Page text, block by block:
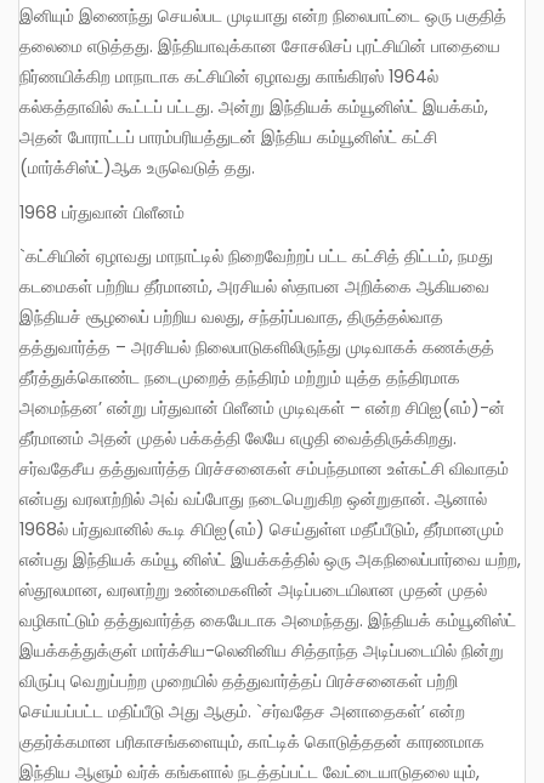
இனியும் இணைந்து செயல்பட முடியாது என்ற நிலைபாட்டை ஒரு பகுதித்
தலைமை எடுத்தது. இந்தியாவுக்கான சோசலிசப் புரட்சியின் பாதையை
நிர்ணயிக்கிற மாநாடாக கட்சியின் ஏழாவது காங்கிரஸ் 1964ல்
கல்கத்தாவில் கூட்டப் பட்டது. அன்று இந்தியக் கம்யூனிஸ்ட் இயக்கம்,
அதன் போராட்டப் பாரம்பரியத்துடன் இந்திய கம்யூனிஸ்ட் கட்சி
(மார்க்சிஸ்ட்)ஆக உருவெடுத் தது.
1968 பர்துவான் பிளீனம்
`கட்சியின் ஏழாவது மாநாட்டில் நிறைவேற்றப் பட்ட கட்சித் திட்டம், நமது
கடமைகள் பற்றிய தீர்மானம், அரசியல் ஸ்தாபன அறிக்கை ஆகியவை
இந்தியச் சூழலைப் பற்றிய வலது, சந்தர்ப்பவாத, திருத்தல்வாத
தத்துவார்த்த – அரசியல் நிலைபாடுகளிலிருந்து முடிவாகக் கணக்குத்
தீர்த்துக்கொண்ட நடைமுறைத் தந்திரம் மற்றும் யுத்த தந்திரமாக
அமைந்தன’ என்று பர்துவான் பிளீனம் முடிவுகள் – என்ற சிபிஐ(எம்)-ன்
தீர்மானம் அதன் முதல் பக்கத்தி லேயே எழுதி வைத்திருக்கிறது.
சர்வதேசீய தத்துவார்த்த பிரச்சனைகள் சம்பந்தமான உள்கட்சி விவாதம்
என்பது வரலாற்றில் அவ் வப்போது நடைபெறுகிற ஒன்றுதான். ஆனால்
1968ல் பர்துவானில் கூடி சிபிஐ(எம்) செய்துள்ள மதீப்பீடும், தீர்மானமும்
என்பது இந்தியக் கம்யூ னிஸ்ட் இயக்கத்தில் ஒரு அகநிலைப்பார்வை யற்ற,
ஸ்தூலமான, வரலாற்று உண்மைகளின் அடிப்படையிலான முதன் முதல்
வழிகாட்டும் தத்துவார்த்த கையேடாக அமைந்தது. இந்தியக் கம்யூனிஸ்ட்
இயக்கத்துக்குள் மார்க்சிய-லெனினிய சித்தாந்த அடிப்படையில் நின்று
விருப்பு வெறுப்பற்ற முறையில் தத்துவார்த்தப் பிரச்சனைகள் பற்றி
செய்யப்பட்ட மதிப்பீடு அது ஆகும். `சர்வதேச அனாதைகள்’ என்ற
குதர்க்கமான பரிகாசங்களையும், காட்டிக் கொடுத்ததன் காரணமாக
இந்திய ஆளும் வர்க் கங்களால் நடத்தப்பட்ட வேட்டையாடுதலை யும்,